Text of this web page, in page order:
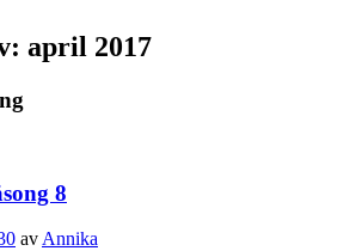
april 2017
8
av Annika